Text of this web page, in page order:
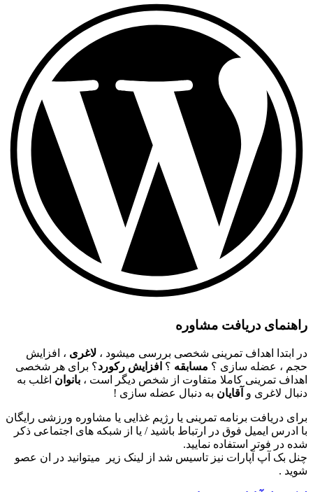
راهنمای دریافت مشاوره
در ابتدا اهداف تمرینی شخصی بررسی میشود ، لاغری ، افزایش
حجم ، عضله سازی ؟ مسابقه ؟ افزایش رکورد؟ برای هر شخصی
اهداف تمرینی کاملا متفاوت از شخص دیگر است ، بانوان اغلب به
دنبال لاغری و آقایان به دنبال عضله سازی !
برای دریافت برنامه تمرینی یا رژیم غذایی یا مشاوره ورزشی رایگان
با ادرس ایمیل فوق در ارتباط باشید / یا از شبکه های اجتماعی ذکر
شده در فوتر استفاده نمایید.
چنل بک آپ آپارات نیز تاسیس شد از لینک زیر میتوانید در ان عصو
شوید .